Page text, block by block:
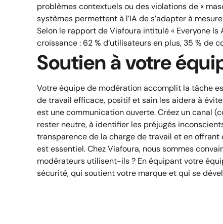
problèmes contextuels ou des violations de «
systèmes permettent à l’IA de s’adapter à
Selon le rapport de Viafoura intitulé « Everyone
croissance : 62 % d’utilisateurs en plus, 35 %
Soutien à votre
Votre équipe de modération accomplit la tâche
de travail efficace, positif et sain les aidera à
est une communication ouverte. Créez un canal
rester neutre, à identifier les préjugés
transparence de la charge de travail et en
est essentiel. Chez Viafoura, nous sommes
modérateurs utilisent-ils ? En équipant votre
sécurité, qui soutient votre marque et qui se